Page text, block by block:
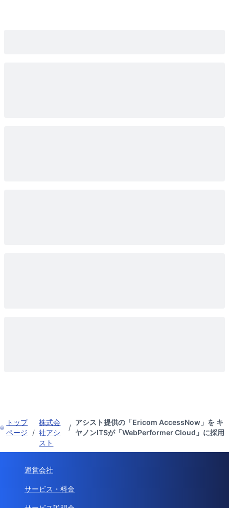
トップ
ページ
/
株式会
社アシ
スト
/
アシスト提供の「Ericom AccessNow」を キ
ヤノンITSが「WebPerformer Cloud」に採用
運営会社
サービス・料金